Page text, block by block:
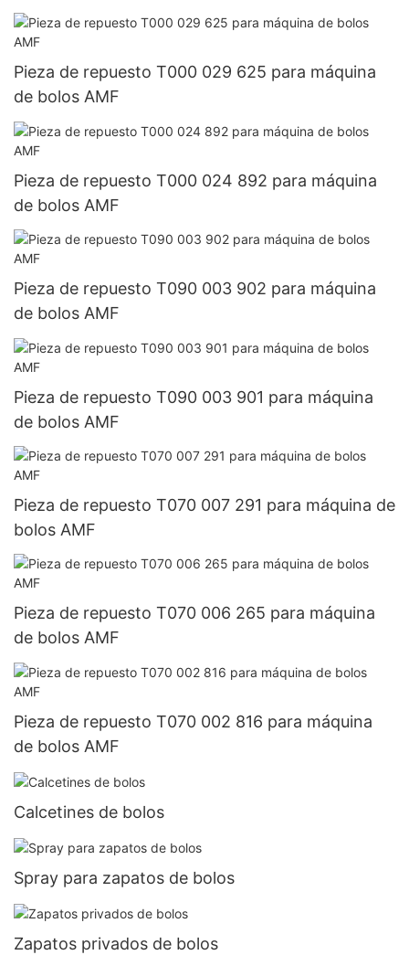
Pieza de repuesto T000 029 625 para máquina
de bolos AMF
Pieza de repuesto T000 024 892 para máquina
de bolos AMF
Pieza de repuesto T090 003 902 para máquina
de bolos AMF
Pieza de repuesto T090 003 901 para máquina
de bolos AMF
Pieza de repuesto T070 007 291 para máquina de
bolos AMF
Pieza de repuesto T070 006 265 para máquina
de bolos AMF
Pieza de repuesto T070 002 816 para máquina
de bolos AMF
Calcetines de bolos
Spray para zapatos de bolos
Zapatos privados de bolos